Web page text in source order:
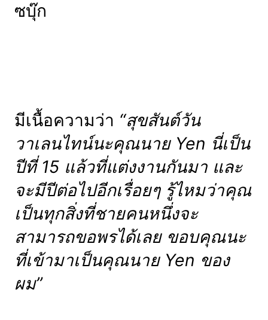
ซบุ๊ก
มีเนื้อความว่า “สุขสันต์วัน
วาเลนไทน์นะคุณนาย Yen นี่เป็น
ปีที่ 15 แล้วที่แต่งงานกันมา และ
จะมีปีต่อไปอีกเรื่อยๆ รู้ไหมว่าคุณ
เป็นทุกสิ่งที่ชายคนหนึ่งจะ
สามารถขอพรได้เลย ขอบคุณนะ
ที่เข้ามาเป็นคุณนาย Yen ของ
ผม”